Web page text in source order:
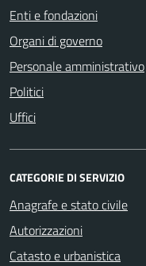
Enti e fondazioni
Organi di governo
Personale amministrativo
Politici
Uffici
CATEGORIE DI SERVIZIO
Anagrafe e stato civile
Autorizzazioni
Catasto e urbanistica